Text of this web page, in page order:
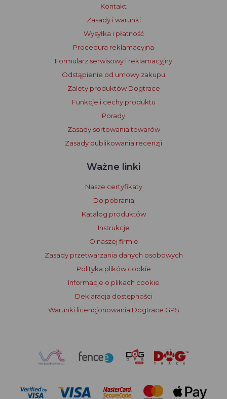
Kontakt
Zasady i warunki
Wysyłka i płatność
Procedura reklamacyjna
Formularz serwisowy i reklamacyjny
Odstąpienie od umowy zakupu
Zalety produktów Dogtrace
Funkcje i cechy produktu
Porady
Zasady sortowania towarów
Zasady publikowania recenzji
Ważne linki
Nasze certyfikaty
Do pobrania
Katalog produktów
Instrukcje
O naszej firmie
Zasady przetwarzania danych osobowych
Polityka plików cookie
Informacje o plikach cookie
Deklaracja dostępności
Warunki licencjonowania Dogtrace GPS